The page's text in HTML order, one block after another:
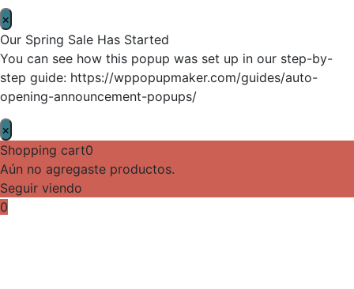
×
Our Spring Sale Has Started
You can see how this popup was set up in our step-by-
step guide: https://wppopupmaker.com/guides/auto-
opening-announcement-popups/
×
Shopping cart0
Aún no agregaste productos.
Seguir viendo
0